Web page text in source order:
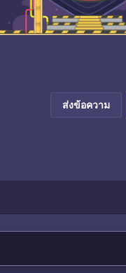
ส่งข้อความ